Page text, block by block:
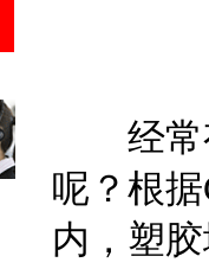
经常有
呢？根
内，塑